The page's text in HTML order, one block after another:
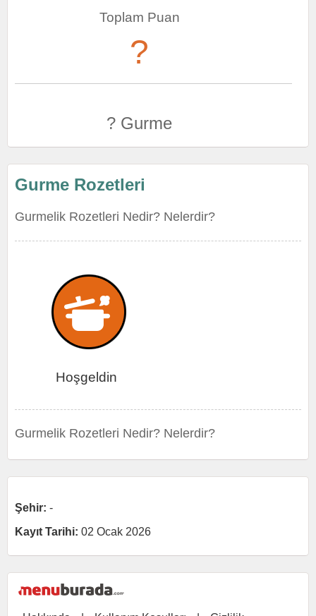
Toplam Puan
?
? Gurme
Gurme Rozetleri
Gurmelik Rozetleri Nedir? Nelerdir?
Hoşgeldin
Gurmelik Rozetleri Nedir? Nelerdir?
Şehir: -
Kayıt Tarihi: 02 Ocak 2026